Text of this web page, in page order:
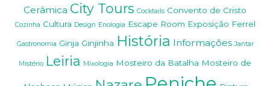
Cerâmica City Tours Cocktails Convento de Cristo
Cozinha Cultura Design Enologia Escape Room Exposição Ferrel
Gastronomia Ginja Ginjinha História Informações Jantar
Mistério Leiria Mixologia Mosteiro da Batalha Mosteiro de